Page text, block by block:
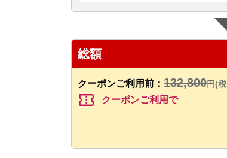
総額
クーポンご利用前： 132,800円(
confirmation_number クーポンご利用で